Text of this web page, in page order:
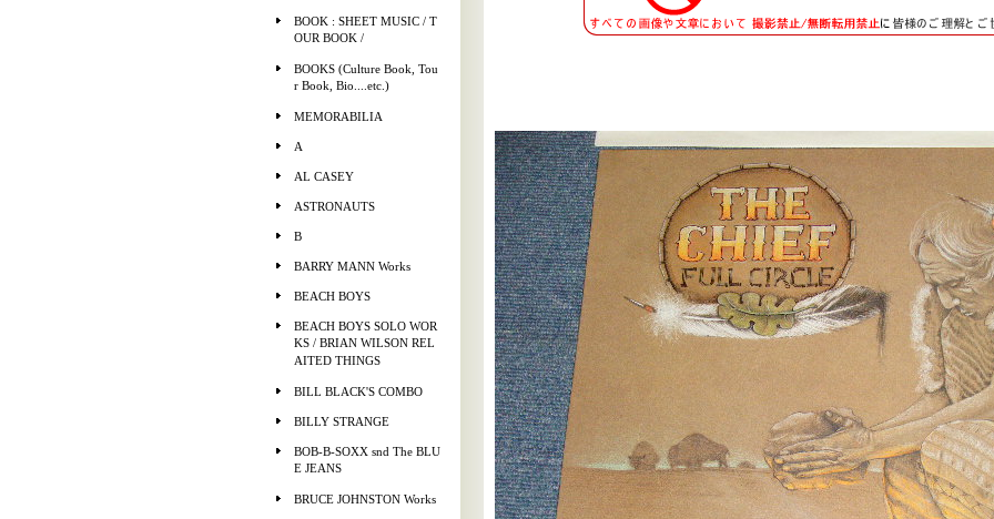
BOOK : SHEET MUSIC / T
OUR BOOK /
BOOKS (Culture Book, Tou
r Book, Bio....etc.)
MEMORABILIA
A
AL CASEY
ASTRONAUTS
B
BARRY MANN Works
BEACH BOYS
BEACH BOYS SOLO WOR
KS / BRIAN WILSON REL
AITED THINGS
BILL BLACK'S COMBO
BILLY STRANGE
BOB-B-SOXX snd The BLU
E JEANS
BRUCE JOHNSTON Works